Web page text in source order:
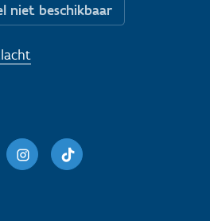
niet beschikbaar
YoutubeInstagram